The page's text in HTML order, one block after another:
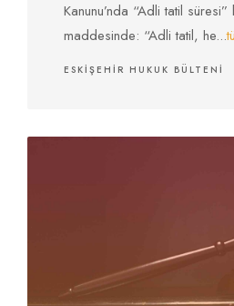
Kanunu’nda “Adli tatil süresi”
maddesinde: “Adli tatil, he...
ESKIŞEHIR HUKUK BÜLTENI